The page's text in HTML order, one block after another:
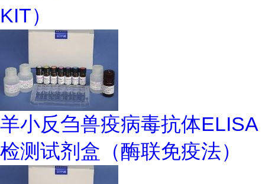
KIT）
羊小反刍兽疫病毒抗体ELISA
检测试剂盒（酶联免疫法）